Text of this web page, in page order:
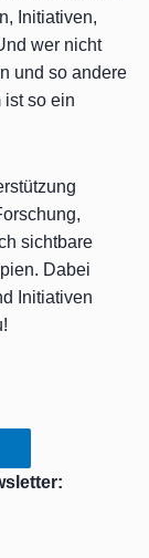
Initiativen,
wer nicht
und so andere
ist so ein
sichtbare
Dabei
Initiativen